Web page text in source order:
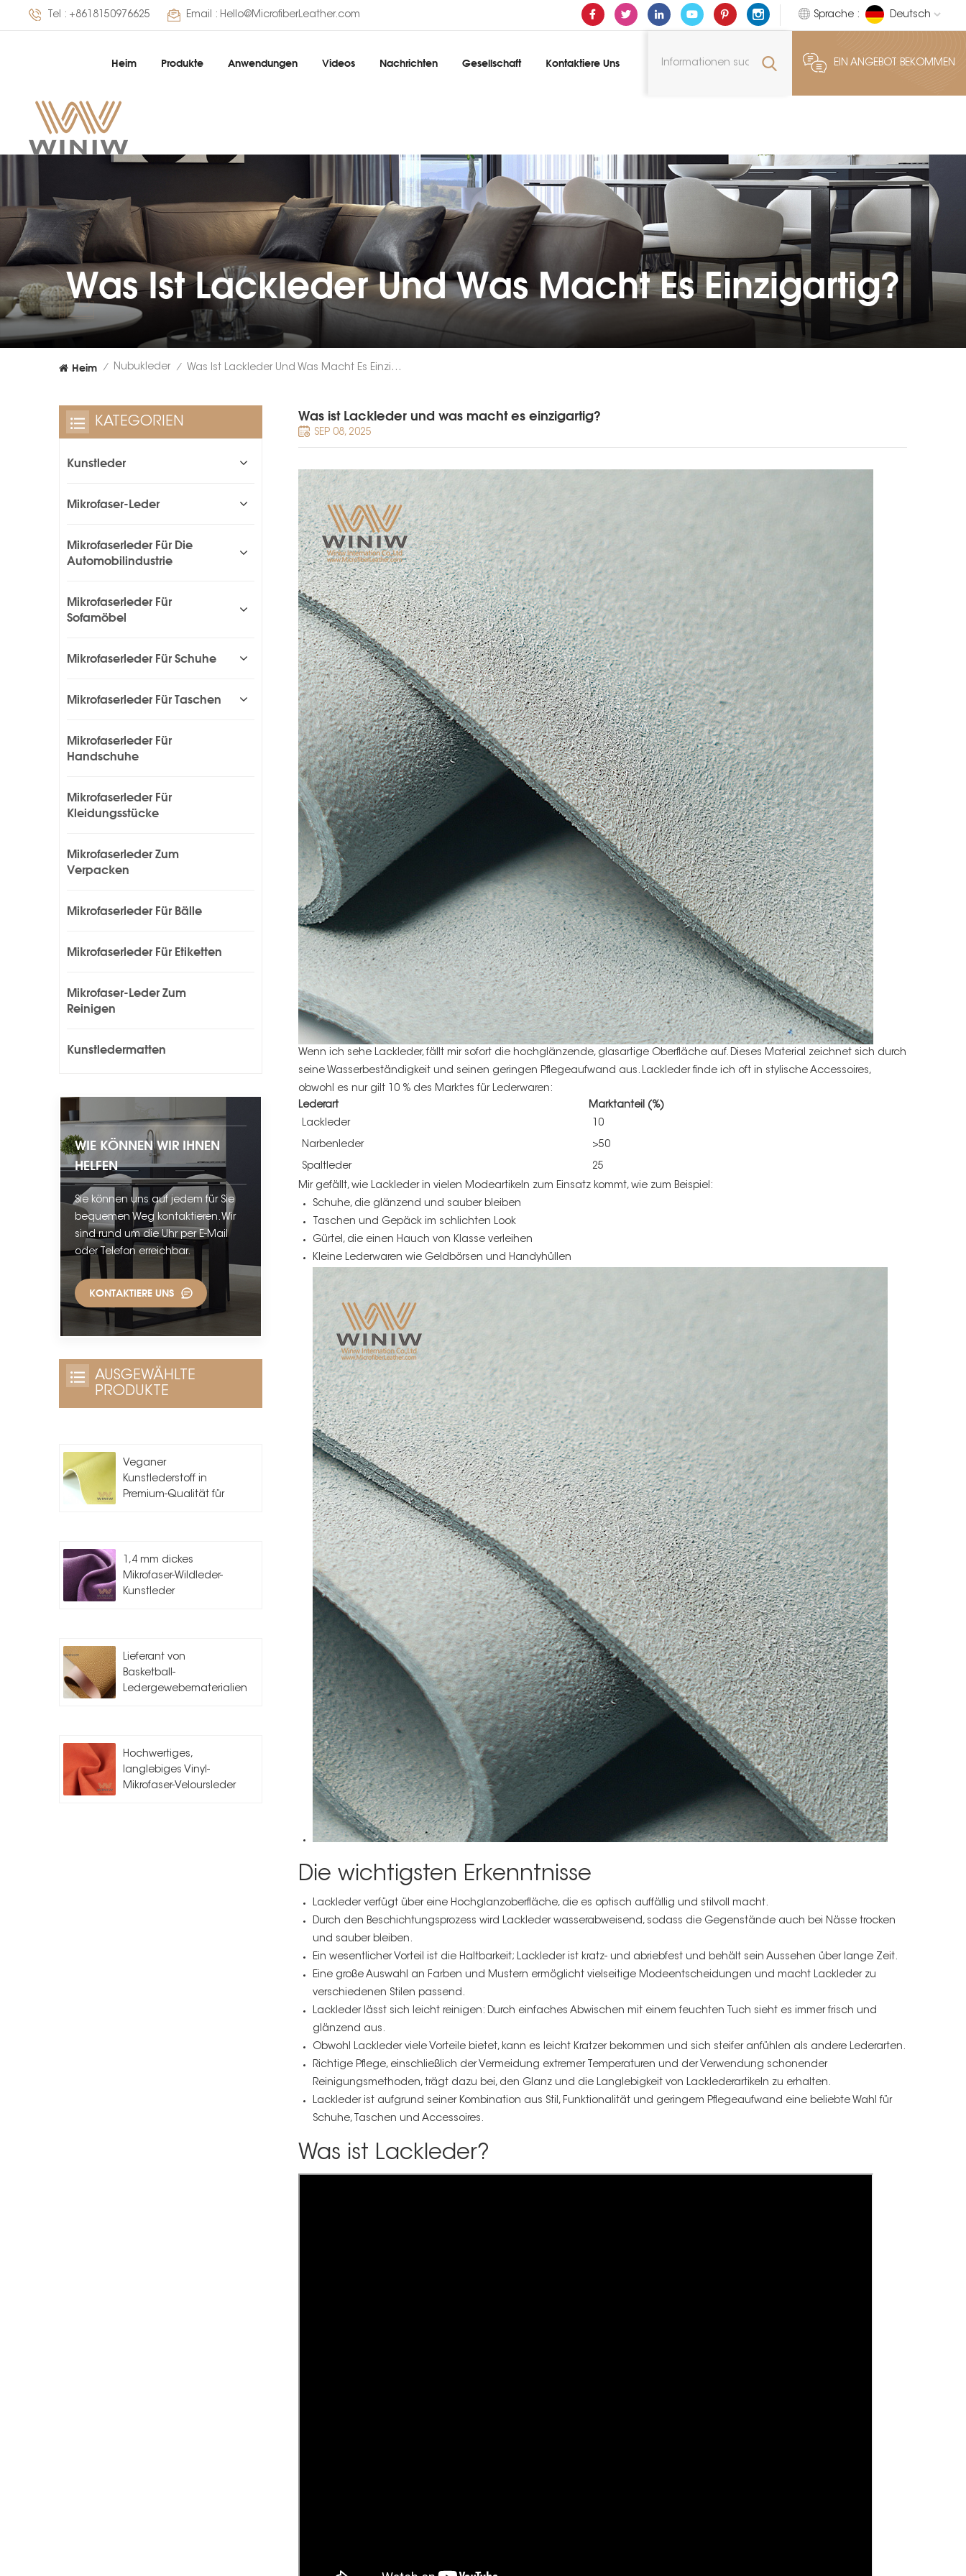
Tel : +8618150976625 Email : Hello@MicrofiberLeather.com Sprache : Deutsch
EIN ANGEBOT BEKOMMEN
Heim Produkte Anwendungen Videos Nachrichten Gesellschaft Kontaktiere Uns
Was Ist Lackleder Und Was Macht Es Einzigartig?
Heim / Nubukleder / Was Ist Lackleder Und Was Macht Es Einzigartig?
Was ist Lackleder und was macht es einzigartig?
SEP 08, 2025
Wenn ich sehe Lackleder, fällt mir sofort die hochglänzende, glasartige Oberfläche auf. Dieses Material zeichnet sich durch
seine Wasserbeständigkeit und seinen geringen Pflegeaufwand aus. Lackleder finde ich oft in stylische Accessoires,
obwohl es nur gilt 10 % des Marktes für Lederwaren:
Lederart
Marktanteil (%)
Lackleder
10
Narbenleder >50
Spaltleder
25
Mir gefällt, wie Lackleder in vielen Modeartikeln zum Einsatz kommt, wie zum Beispiel:
Schuhe, die glänzend und sauber bleiben
Taschen und Gepäck im schlichten Look
Gürtel, die einen Hauch von Klasse verleihen
Kleine Lederwaren wie Geldbörsen und Handyhüllen
Die wichtigsten Erkenntnisse
Lackleder verfügt über eine Hochglanzoberfläche, die es optisch auffällig und stilvoll macht.
Durch den Beschichtungsprozess wird Lackleder wasserabweisend, sodass die Gegenstände auch bei Nässe trocken
und sauber bleiben.
Ein wesentlicher Vorteil ist die Haltbarkeit; Lackleder ist kratz- und abriebfest und behält sein Aussehen über lange Zeit.
Eine große Auswahl an Farben und Mustern ermöglicht vielseitige Modeentscheidungen und macht Lackleder zu
verschiedenen Stilen passend.
Lackleder lässt sich leicht reinigen: Durch einfaches Abwischen mit einem feuchten Tuch sieht es immer frisch und
glänzend aus.
Obwohl Lackleder viele Vorteile bietet, kann es leicht Kratzer bekommen und sich steifer anfühlen als andere Lederarten.
Richtige Pflege, einschließlich der Vermeidung extremer Temperaturen und der Verwendung schonender
Reinigungsmethoden, trägt dazu bei, den Glanz und die Langlebigkeit von Lacklederartikeln zu erhalten.
Lackleder ist aufgrund seiner Kombination aus Stil, Funktionalität und geringem Pflegeaufwand eine beliebte Wahl für
Schuhe, Taschen und Accessoires.
Was ist Lackleder?
KATEGORIEN
Kunstleder
Mikrofaser-Leder
Mikrofaserleder Für Die
Automobilindustrie
Mikrofaserleder Für
Sofamöbel
Mikrofaserleder Für Schuhe
Mikrofaserleder Für Taschen
Mikrofaserleder Für
Handschuhe
Mikrofaserleder Für
Kleidungsstücke
Mikrofaserleder Zum
Verpacken
Mikrofaserleder Für Bälle
Mikrofaserleder Für Etiketten
Mikrofaser-Leder Zum
Reinigen
Kunstledermatten
WIE KÖNNEN WIR IHNEN
HELFEN
Sie können uns auf jedem für Sie
bequemen Weg kontaktieren. Wir
sind rund um die Uhr per E-Mail
oder Telefon erreichbar.
KONTAKTIERE UNS
AUSGEWÄHLTE
PRODUKTE
Veganer
Kunstlederstoff in
Premium-Qualität für
1,4 mm dickes
Mikrofaser-Wildleder-
Kunstleder
Lieferant von
Basketball-
Ledergewebematerialien
Hochwertiges,
langlebiges Vinyl-
Mikrofaser-Veloursleder